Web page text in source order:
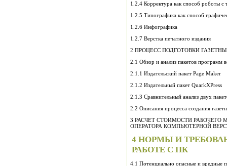
1.2.4 Корректура как способ роботы с
1.2.5 Типографика как способ
1.2.6 Инфографика
1.2.7 Верстка печатного издания
2 ПРОЦЕСС ПОДГОТОВКИ
2.1 Обзор и анализ пакетов программ
2.1.1 Издательский пакет Page Maker
2.1.2 Издательный пакет QuarkXPress
2.1.3 Сравнительный анализ двух
2.2 Описания процесса создания
3 РАСЧЕТ СТОИМОСТИ РАБОЧЕГО
ОПЕРАТОРА КОМПЬЮТЕРНОЙ
4 НОРМЫ И
РАБОТЕ С ПК
4.1 Потенциально опасные и вредные